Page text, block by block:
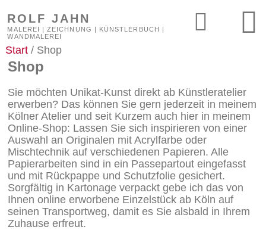
ROLF JAHN
MALEREI | ZEICHNUNG | KÜNSTLERBUCH |
WANDMALEREI
Start/ Shop
Shop
Sie möchten Unikat-Kunst direkt ab Künstleratelier
erwerben? Das können Sie gern jederzeit in meinem
Kölner Atelier und seit Kurzem auch hier in meinem
Online-Shop: Lassen Sie sich inspirieren von einer
Auswahl an Originalen mit Acrylfarbe oder
Mischtechnik auf verschiedenen Papieren. Alle
Papierarbeiten sind in ein Passepartout eingefasst
und mit Rückpappe und Schutzfolie gesichert.
Sorgfältig in Kartonage verpackt gebe ich das von
Ihnen online erworbene Einzelstück ab Köln auf
seinen Transportweg, damit es Sie alsbald in Ihrem
Zuhause erfreut.